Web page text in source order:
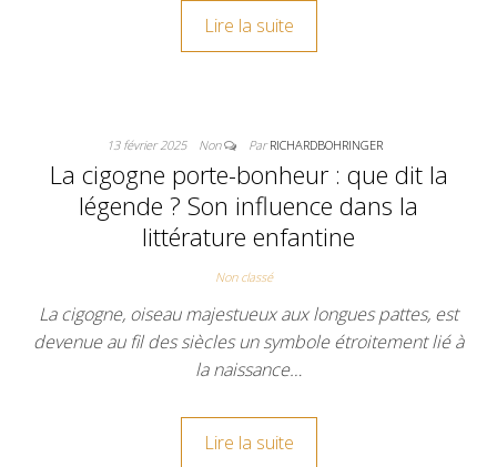
Lire la suite
13 février 2025 Non ParRICHARDBOHRINGER
La cigogne porte-bonheur : que dit la
légende ? Son influence dans la
littérature enfantine
Non classé
La cigogne, oiseau majestueux aux longues pattes, est
devenue au fil des siècles un symbole étroitement lié à
la naissance…
Lire la suite